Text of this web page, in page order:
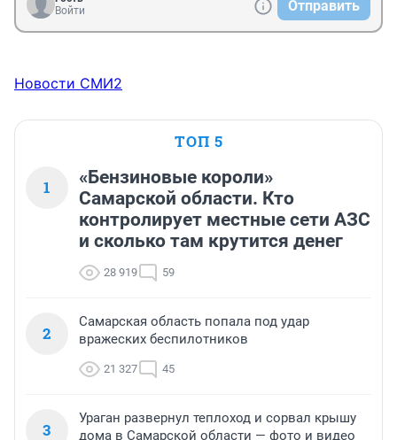
Войти
Отправить
Новости СМИ2
ТОП 5
1
«Бензиновые короли»
Самарской области. Кто
контролирует местные сети АЗС
и сколько там крутится денег
28 919 59
2
Самарская область попала под удар
вражеских беспилотников
21 327 45
3
Ураган развернул теплоход и сорвал крышу
дома в Самарской области — фото и видео